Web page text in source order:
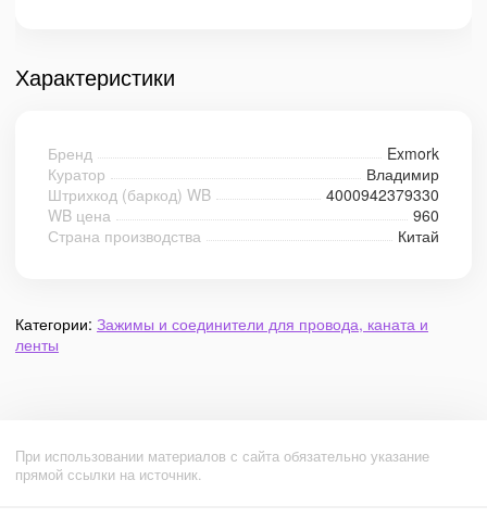
Характеристики
Бренд
Exmork
Куратор
Владимир
Штрихкод (баркод) WB
4000942379330
WB цена
960
Страна производства
Китай
Категории: Зажимы и соединители для провода, каната и
ленты
При использовании материалов с сайта обязательно указание
прямой ссылки на источник.